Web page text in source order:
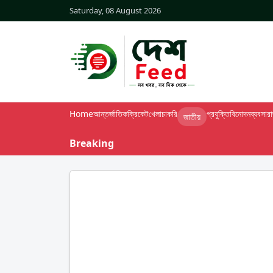
Saturday, 08 August 2026
Homeআন্তর্জাতিকক্রিকেটখেলাচাকরি জাতীয় প্রযুক্তিবিনোদনব্যবসা
Breaking